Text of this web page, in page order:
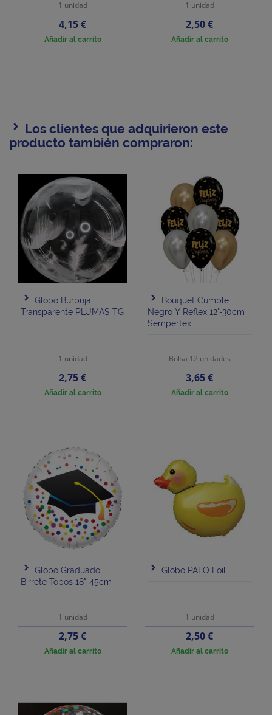
1 unidad
Precio
4,15 €
Añadir al carrito
1 unidad
Precio
2,50 €
Añadir al carrito
Los clientes que adquirieron este
producto también compraron:
Globo Burbuja
Transparente PLUMAS TG
1 unidad
Precio
2,75 €
Añadir al carrito
Bouquet Cumple
Negro Y Reflex 12"-30cm
Sempertex
Bolsa 12 unidades
Precio
3,65 €
Añadir al carrito
Globo Graduado
Birrete Topos 18"-45cm
1 unidad
Precio
2,75 €
Añadir al carrito
Globo PATO Foil
1 unidad
Precio
2,50 €
Añadir al carrito